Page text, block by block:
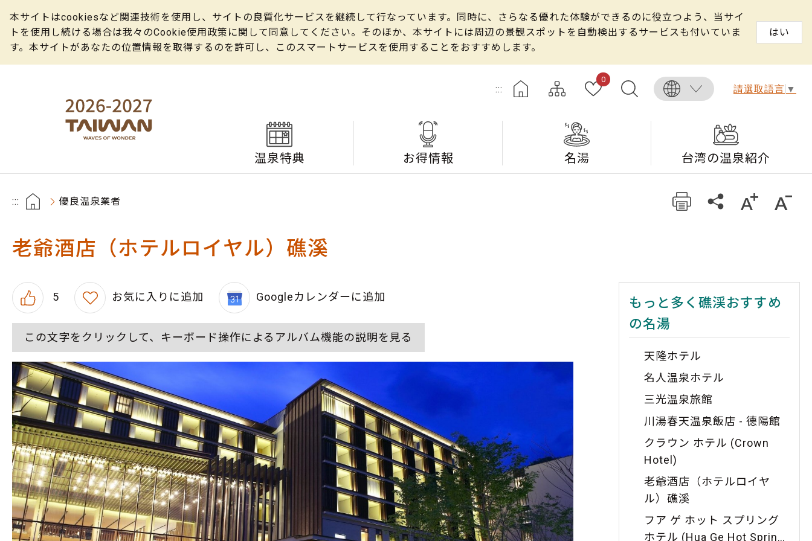
本サイトはcookiesなど関連技術を使用し、サイトの良質化サービスを継続して行なっています。同時に、さらなる優れた体験ができるのに役立つよう、当サイ
トを使用し続ける場合は我々のCookie使用政策に関して同意してください。そのほか、本サイトには周辺の景観スポットを自動検出するサービスも付いていま
す。本サイトがあなたの位置情報を取得するのを許可し、このスマートサービスを使用することをおすすめします。
はい
:::
0
請選取語言 ▼
温泉特典 お得情報 名湯 台湾の温泉紹介
::: 優良温泉業者
老爺酒店（ホテルロイヤル）礁溪
5 お気に入りに追加 Googleカレンダーに追加
この文字をクリックして、キーボード操作によるアルバム機能の説明を見る
もっと多く礁渓おすすめ
の名湯
天隆ホテル
名人温泉ホテル
三光温泉旅館
川湯春天温泉飯店 - 德陽館
クラウン ホテル (Crown
Hotel)
老爺酒店（ホテルロイヤ
ル）礁溪
フア ゲ ホット スプリング
ホテル (Hua Ge Hot Spring